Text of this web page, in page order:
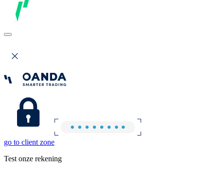
go to client zone
Test onze rekening